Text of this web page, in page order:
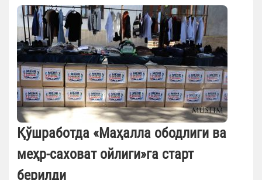
Қўшработда «Маҳалла ободлиги ва
меҳр-саховат ойлиги»га старт
берилди